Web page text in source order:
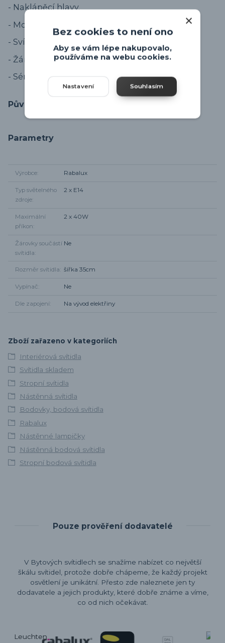
- Naklápěcí hlavy.
- Montáž vhodná na zeď i na strop.
- Svítidlo na žárovky E14.
- Žárovky nejsou součástí.
- Série svítidel
Rabalux SOMA.
Původ zboží
Parametry
Výrobce Rabalux
Typ světelného
zdroje
2 x E14
Maximální
příkon
2 x 40W
Žárovky součástí
svítidla
Ne
Rozměr svítidla šířka 35cm
Vypínač Ne
Dle zapojení Na vývod elektřiny
Zboží zařazeno v kategoriích
Interiérová svítidla
Svítidla skladem
Stropní svítidla
Nástěnná svítidla
Bodovky, bodová svítidla
Rabalux
Nástěnné lampičky
Nástěnná bodová svítidla
Stropní bodová svítidla
Pouze prověření dodavatelé
V Bytových svítidlech se snažíme nabízet co největší
škálu svítidel, protože dobře chápeme, že každý projekt
osvětlení je unikátní. Přesto zde naleznete jen ty
dodavatele a jejich produkty, které dobře známe a víme,
co od nich očekávat.
Bez cookies to není ono
Aby se vám lépe nakupovalo,
používáme na webu cookies.
Nastavení Souhlasím